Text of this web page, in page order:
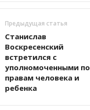
Предыдущая статья
Станислав
Воскресенский
встретился с
уполномоченными по
правам человека и
ребенка